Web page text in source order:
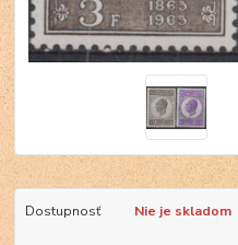
Dostupnosť Nie je skladom